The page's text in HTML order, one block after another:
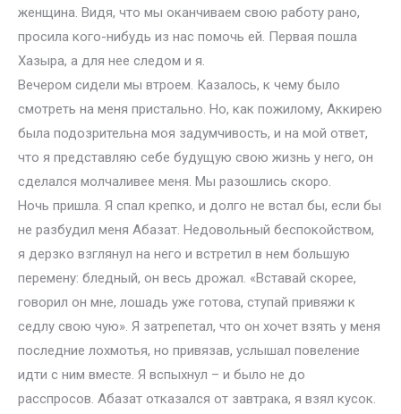
женщина. Видя, что мы оканчиваем свою работу рано,
просила кого-нибудь из нас помочь ей. Первая пошла
Хазыра, а для нее следом и я.
Вечером сидели мы втроем. Казалось, к чему было
смотреть на меня пристально. Но, как пожилому, Аккирею
была подозрительна моя задумчивость, и на мой ответ,
что я представляю себе будущую свою жизнь у него, он
сделался молчаливее меня. Мы разошлись скоро.
Ночь пришла. Я спал крепко, и долго не встал бы, если бы
не разбудил меня Абазат. Недовольный беспокойством,
я дерзко взглянул на него и встретил в нем большую
перемену: бледный, он весь дрожал. «Вставай скорее,
говорил он мне, лошадь уже готова, ступай привяжи к
седлу свою чую». Я затрепетал, что он хочет взять у меня
последние лохмотья, но привязав, услышал повеление
идти с ним вместе. Я вспыхнул – и было не до
расспросов. Абазат отказался от завтрака, я взял кусок.